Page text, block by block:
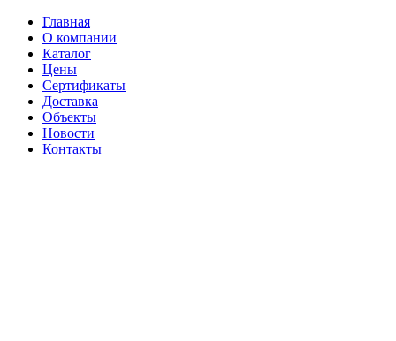
Главная
О компании
Каталог
Цены
Сертификаты
Доставка
Объекты
Новости
Контакты